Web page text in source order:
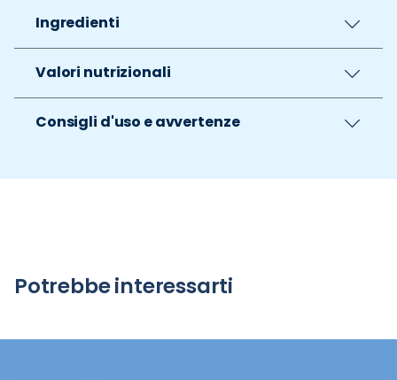
Ingredienti
Valori nutrizionali
Consigli d'uso e avvertenze
Potrebbe interessarti